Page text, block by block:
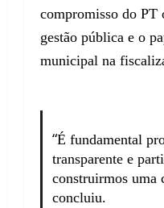
compromisso do PT
gestão pública e o
municipal na
“É fundamental
transparente e
construirmos uma
concluiu.